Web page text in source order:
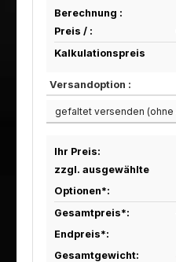
Berechnung :
Preis / :
Kalkulationspreis
Versandoption :
Ihr Preis:
zzgl. ausgewählte
Optionen*:
Gesamtpreis*:
Endpreis*:
Gesamtgewicht: